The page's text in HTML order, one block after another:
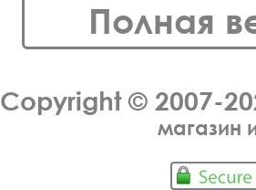
Полная
Copyright © 2007-
магазин